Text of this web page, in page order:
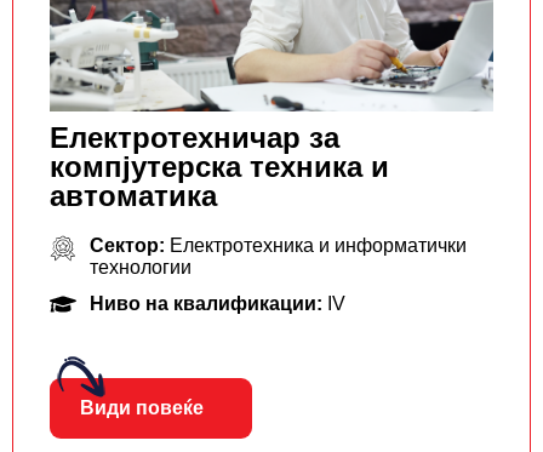
Електротехничар за
компјутерска техника и
автоматика
Сектор: Електротехника и информатички
технологии
Ниво на квалификации: IV
Види повеќе